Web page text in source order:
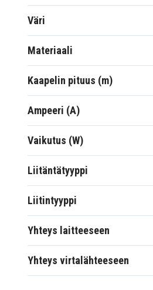
Väri
Materiaali
Kaapelin pituus (m)
Ampeeri (A)
Vaikutus (W)
Liitäntätyyppi
Liitintyyppi
Yhteys laitteeseen
Yhteys virtalähteeseen